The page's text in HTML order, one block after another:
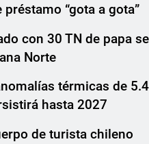
“gota a gota”
con 30 TN de papa se
Norte
térmicas de 5.4
hasta 2027
de turista chileno